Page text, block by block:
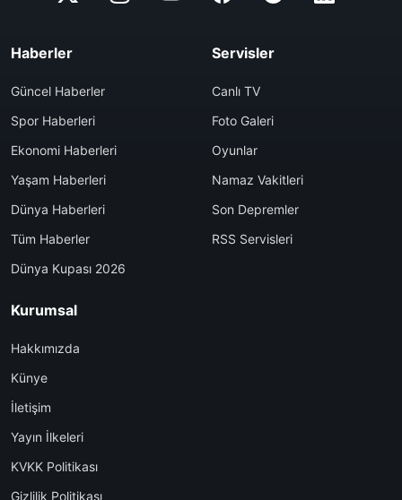
Haberler
Güncel Haberler
Spor Haberleri
Ekonomi Haberleri
Yaşam Haberleri
Dünya Haberleri
Tüm Haberler
Dünya Kupası 2026
Servisler
Canlı TV
Foto Galeri
Oyunlar
Namaz Vakitleri
Son Depremler
RSS Servisleri
Kurumsal
Hakkımızda
Künye
İletişim
Yayın İlkeleri
KVKK Politikası
Gizlilik Politikası